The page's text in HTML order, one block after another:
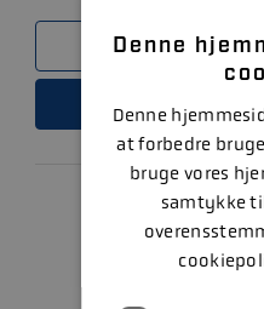
Denne
Denne
at forbedre
bruge vores
samtykke